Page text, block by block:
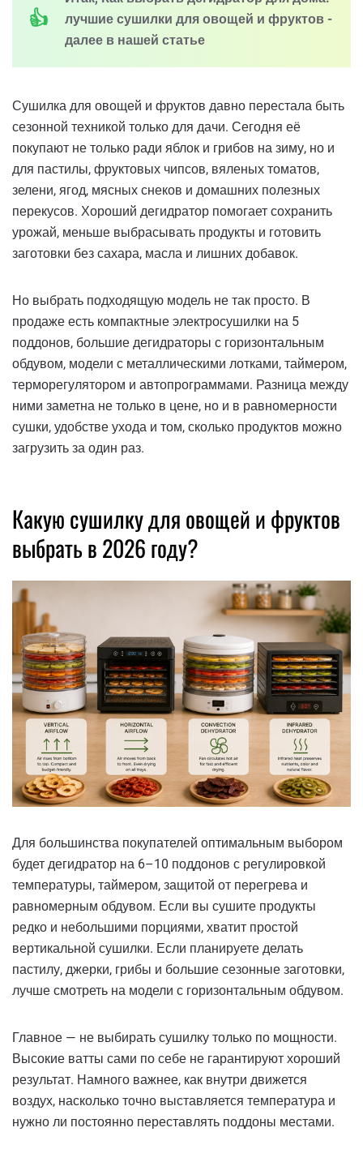
лучшие сушилки для овощей и фруктов -
далее в нашей статье
Сушилка для овощей и фруктов давно перестала быть
сезонной техникой только для дачи. Сегодня её
покупают не только ради яблок и грибов на зиму, но и
для пастилы, фруктовых чипсов, вяленых томатов,
зелени, ягод, мясных снеков и домашних полезных
перекусов. Хороший дегидратор помогает сохранить
урожай, меньше выбрасывать продукты и готовить
заготовки без сахара, масла и лишних добавок.
Но выбрать подходящую модель не так просто. В
продаже есть компактные электросушилки на 5
поддонов, большие дегидраторы с горизонтальным
обдувом, модели с металлическими лотками, таймером,
терморегулятором и автопрограммами. Разница между
ними заметна не только в цене, но и в равномерности
сушки, удобстве ухода и том, сколько продуктов можно
загрузить за один раз.
Какую сушилку для овощей и фруктов
выбрать в 2026 году?
Для большинства покупателей оптимальным выбором
будет дегидратор на 6–10 поддонов с регулировкой
температуры, таймером, защитой от перегрева и
равномерным обдувом. Если вы сушите продукты
редко и небольшими порциями, хватит простой
вертикальной сушилки. Если планируете делать
пастилу, джерки, грибы и большие сезонные заготовки,
лучше смотреть на модели с горизонтальным обдувом.
Главное — не выбирать сушилку только по мощности.
Высокие ватты сами по себе не гарантируют хороший
результат. Намного важнее, как внутри движется
воздух, насколько точно выставляется температура и
нужно ли постоянно переставлять поддоны местами.